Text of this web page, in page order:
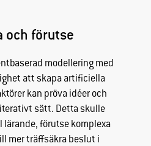
och förutse
modellering med
att skapa artificiella
kan pröva idéer och
sätt. Detta skulle
lärande, förutse komplexa
mer träffsäkra beslut i
cookies går
inte att välja
bort. De
behövs för
att
hemsidan